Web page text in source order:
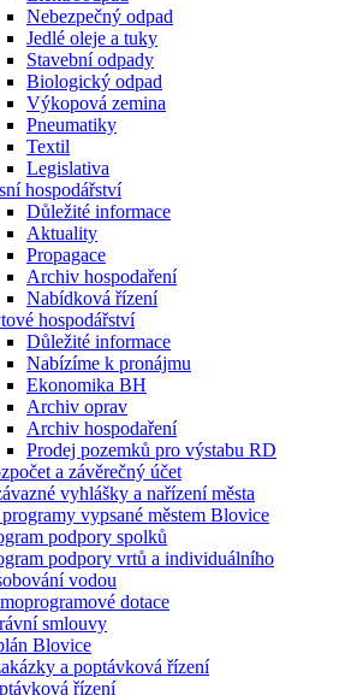
Nebezpečný odpad
Jedlé oleje a tuky
Stavební odpady
Biologický odpad
Výkopová zemina
Pneumatiky
Textil
Legislativa
hospodářství
Důležité informace
Aktuality
Propagace
Archiv hospodaření
Nabídková řízení
hospodářství
Důležité informace
Nabízíme k pronájmu
Ekonomika BH
Archiv oprav
Archiv hospodaření
Prodej pozemků pro výstabu RD
a závěrečný účet
vyhlášky a nařízení města
vypsané městem Blovice
podpory spolků
podpory vrtů a individuálního
vodou
dotace
smlouvy
Blovice
a poptávková řízení
řízení